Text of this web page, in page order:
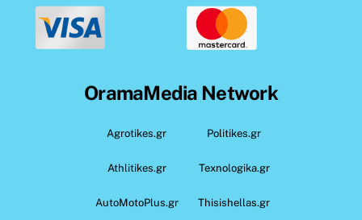
OramaMedia Network
Agrotikes.gr Politikes.gr
Athlitikes.gr Texnologika.gr
AutoMotoPlus.gr Thisishellas.gr